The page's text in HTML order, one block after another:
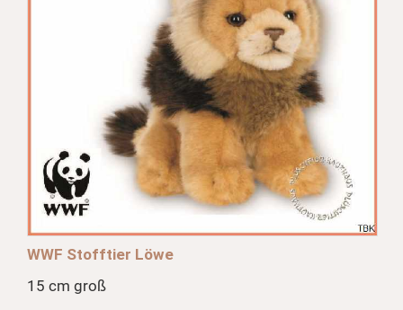
WWF Stofftier Löwe
15 cm groß